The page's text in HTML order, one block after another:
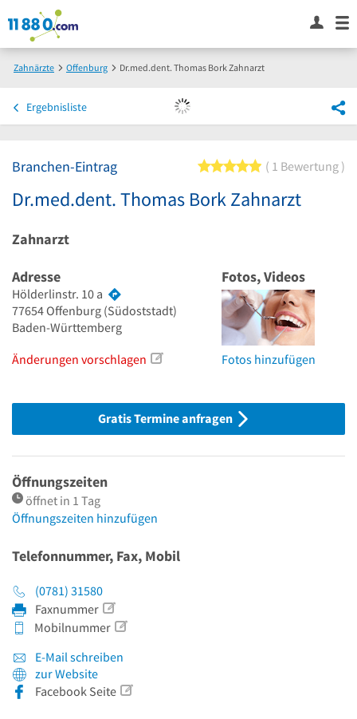
Zahnärzte Offenburg Dr.med.dent. Thomas Bork Zahnarzt
Ergebnisliste
Branchen-Eintrag 5 von 5 Sternen
1 Bewertung
Dr.med.dent. Thomas Bork Zahnarzt
Zahnarzt
Adresse
Hölderlinstr. 10 a
77654Offenburg (Südoststadt)
Baden-Württemberg
Änderungen vorschlagen
Fotos, Videos
Fotos hinzufügen
Gratis Termine anfragen
Öffnungszeiten
öffnet in 1 Tag
Öffnungszeiten hinzufügen
Telefonnummer, Fax, Mobil
(0781) 31580
Faxnummer
Mobilnummer
E-Mail schreiben
zur Website
Facebook Seite